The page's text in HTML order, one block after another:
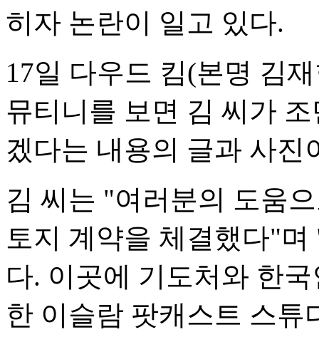
히자 논란이 일고 있다.
17일 다우드 킴(본명 김
뮤티니를 보면 김 씨가
겠다는 내용의 글과 사진
김 씨는 "여러분의 도움
토지 계약을 체결했다"
다. 이곳에 기도처와 한
한 이슬람 팟캐스트 스